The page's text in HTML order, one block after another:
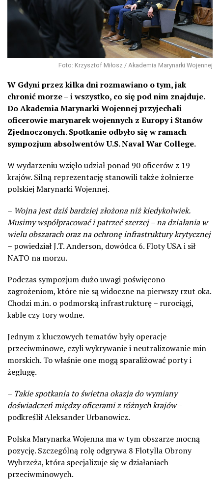
Foto: Krzysztof Miłosz / Akademia Marynarki Wojennej
W Gdyni przez kilka dni rozmawiano o tym, jak
chronić morze – i wszystko, co się pod nim znajduje.
DoAkademia Marynarki Wojennej przyjechali
oficerowie marynarek wojennych z Europy i Stanów
Zjednoczonych. Spotkanie odbyło się w ramach
sympozjum absolwentówU.S. Naval War College.
W wydarzeniu wzięło udział ponad 90 oficerów z 19
krajów. Silną reprezentację stanowili także żołnierze
polskiej Marynarki Wojennej.
– Wojna jest dziś bardziej złożona niż kiedykolwiek.
Musimy współpracować i patrzeć szerzej – na działania w
wielu obszarach oraz na ochronę infrastruktury krytycznej
– powiedziałJ.T. Anderson, dowódca 6. Floty USA i sił
NATO na morzu.
Podczas sympozjum dużo uwagi poświęcono
zagrożeniom, które nie są widoczne na pierwszy rzut oka.
Chodzi m.in. o podmorską infrastrukturę – rurociągi,
kable czy tory wodne.
Jednym z kluczowych tematów były operacje
przeciwminowe, czyli wykrywanie i neutralizowanie min
morskich. To właśnie one mogą sparaliżować porty i
żeglugę.
– Takie spotkania to świetna okazja do wymiany
doświadczeń między oficerami z różnych krajów–
podkreśliłAleksander Urbanowicz.
Polska Marynarka Wojenna ma w tym obszarze mocną
pozycję. Szczególną rolę odgrywa 8 Flotylla Obrony
Wybrzeża, która specjalizuje się w działaniach
przeciwminowych.